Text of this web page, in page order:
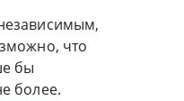
что
бы
более.